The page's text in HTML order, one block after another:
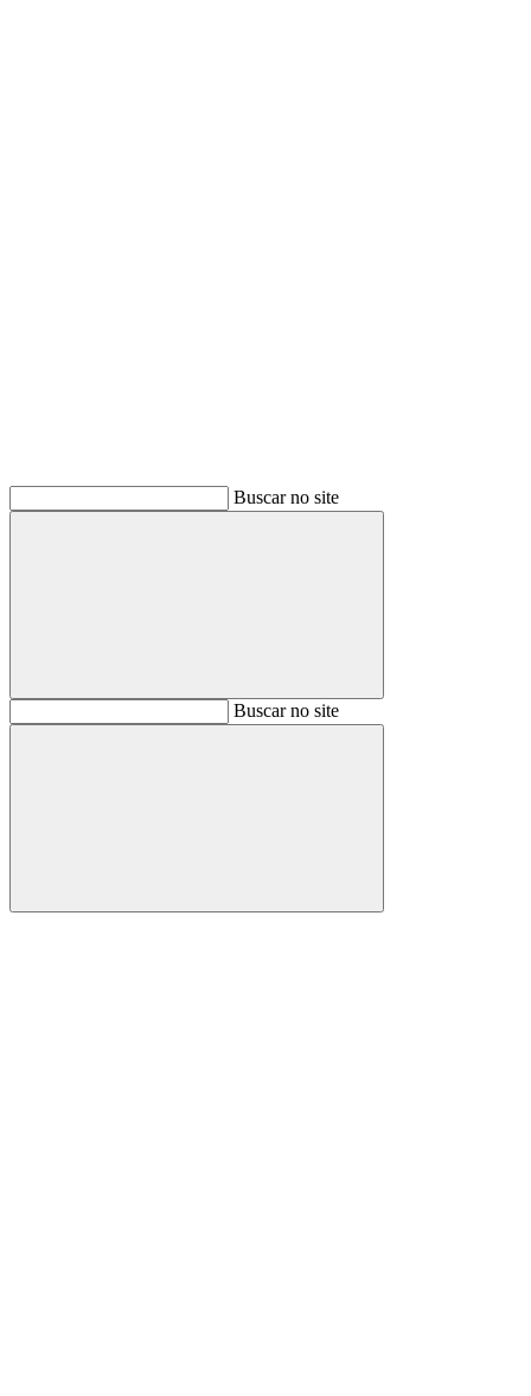
Buscar no site
BuscarBuscar no site
Buscar